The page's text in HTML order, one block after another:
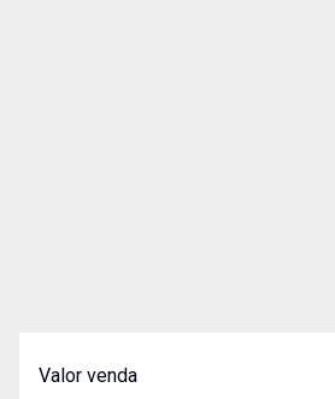
Valor venda